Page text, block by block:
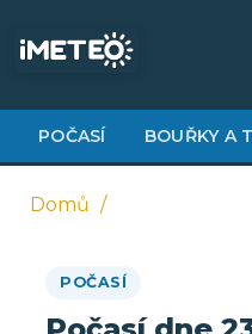
obsahu
POČASÍ BOUŘKY A
navigace
Domů
POČASÍ